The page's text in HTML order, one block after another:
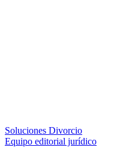
Soluciones Divorcio
Equipo editorial jurídico